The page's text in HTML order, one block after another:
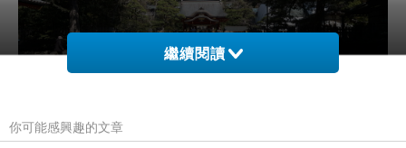
繼續閱讀
你可能感興趣的文章